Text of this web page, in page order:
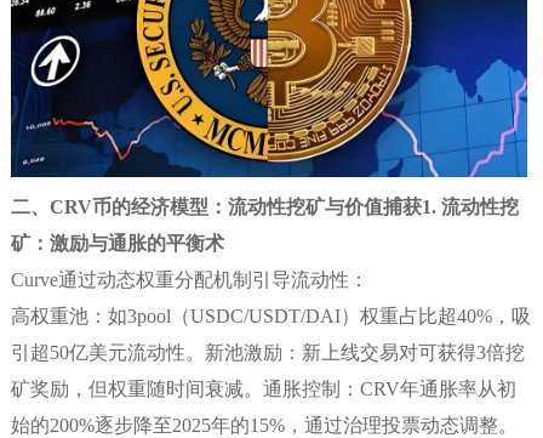
二、CRV币的经济模型：流动性挖矿与价值捕获1. 流动性挖
矿：激励与通胀的平衡术
Curve通过动态权重分配机制引导流动性：
高权重池：如3pool（USDC/USDT/DAI）权重占比超40%，吸
引超50亿美元流动性。新池激励：新上线交易对可获得3倍挖
矿奖励，但权重随时间衰减。通胀控制：CRV年通胀率从初
始的200%逐步降至2025年的15%，通过治理投票动态调整。